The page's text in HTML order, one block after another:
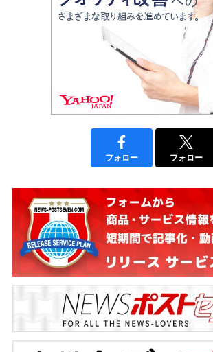
フォロー フォロー